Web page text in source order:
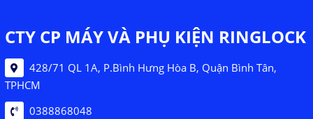
CTY CP MÁY VÀ PHỤ KIỆN RINGLOCK
428/71 QL 1A, P.Bình Hưng Hòa B, Quận Bình Tân,
TPHCM
0388868048